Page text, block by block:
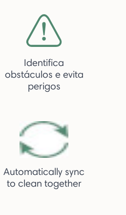
Identifica
obstáculos e evita
perigos
Automatically sync
to clean together